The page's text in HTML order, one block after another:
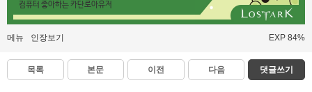
컴퓨터 좋아하는 카단로아유저
메뉴 인장보기 EXP 84%
목록 본문 이전 다음 댓글쓰기